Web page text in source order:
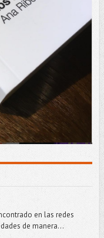
en las redes
de manera...